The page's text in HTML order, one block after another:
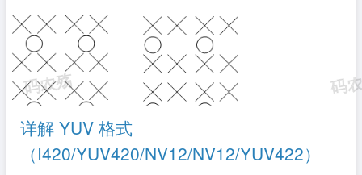
详解 YUV 格式
（I420/YUV420/NV12/NV12/YUV422）